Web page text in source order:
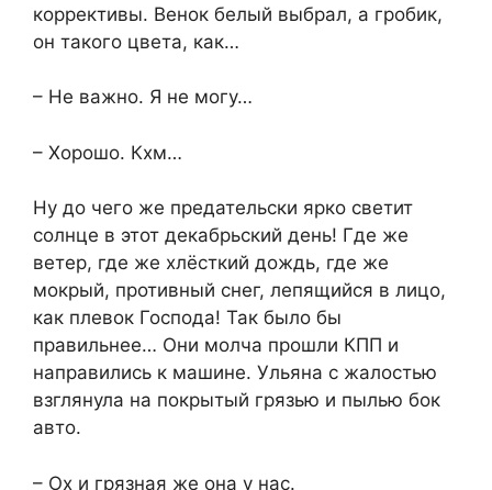
коррективы. Венок белый выбрал, а гробик,
он такого цвета, как…
– Не важно. Я не могу…
– Хорошо. Кхм…
Ну до чего же предательски ярко светит
солнце в этот декабрьский день! Где же
ветер, где же хлёсткий дождь, где же
мокрый, противный снег, лепящийся в лицо,
как плевок Господа! Так было бы
правильнее… Они молча прошли КПП и
направились к машине. Ульяна с жалостью
взглянула на покрытый грязью и пылью бок
авто.
– Ох и грязная же она у нас.